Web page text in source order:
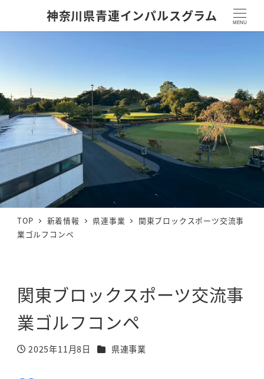
神奈川県青連インパルスグラム MENU
TOP 新着情報 県連事業
関東ブロックスポーツ交流事
業ゴルフコンペ
関東ブロックスポーツ交流事
業ゴルフコンペ
投稿日
2025年11月8日 カテゴリー
県連事業